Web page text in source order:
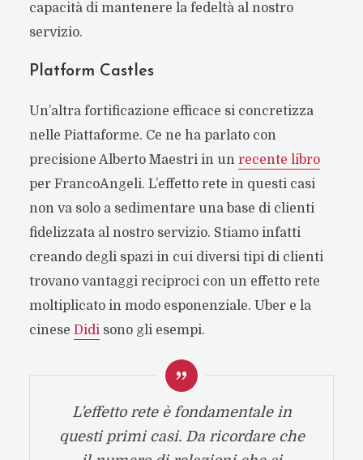
capacità di mantenere la fedeltà al nostro
servizio.
Platform Castles
Un’altra fortificazione efficace si concretizza
nelle Piattaforme. Ce ne ha parlato con
precisione Alberto Maestri in un recente libro
per FrancoAngeli. L’effetto rete in questi casi
non va solo a sedimentare una base di clienti
fidelizzata al nostro servizio. Stiamo infatti
creando degli spazi in cui diversi tipi di clienti
trovano vantaggi reciproci con un effetto rete
moltiplicato in modo esponenziale. Uber e la
cinese Didi sono gli esempi.
L’effetto rete è fondamentale in
questi primi casi. Da ricordare che